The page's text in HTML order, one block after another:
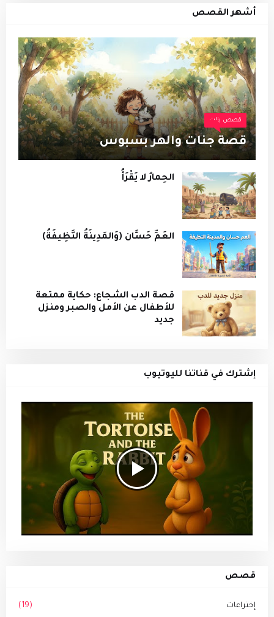
أشهر القصص
قصص بنات
قصة جنات والهر بسبوس
الحِمارُ لا يَقْرَأُ
العَمِّ حَسَّان (وَالمَدِينَةُ النَّظِيفَةُ)
قصة الدب الشجاع: حكاية ممتعة
للأطفال عن الأمل والصبر ومنزل
جديد
إشترك في قناتنا لليوتيوب
قصص
إختراعات (19)